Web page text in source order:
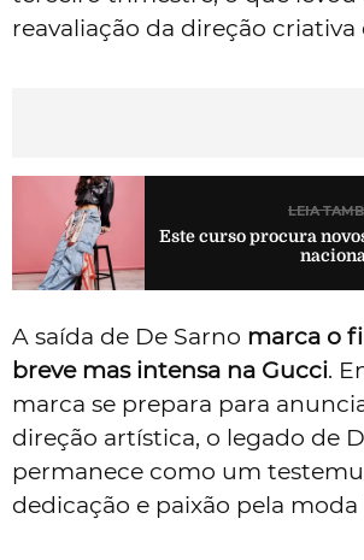
reavaliação da direção criativa
LEIA
Este curso procura
A saída de De Sarno marca o
breve mas intensa na Gucci.
marca se prepara para
direção artística, o legado de
permanece como um
dedicação e paixão pela moda